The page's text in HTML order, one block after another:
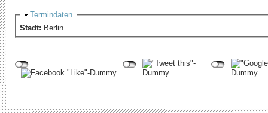
Ausblenden
Termindaten
Stadt: Berlin